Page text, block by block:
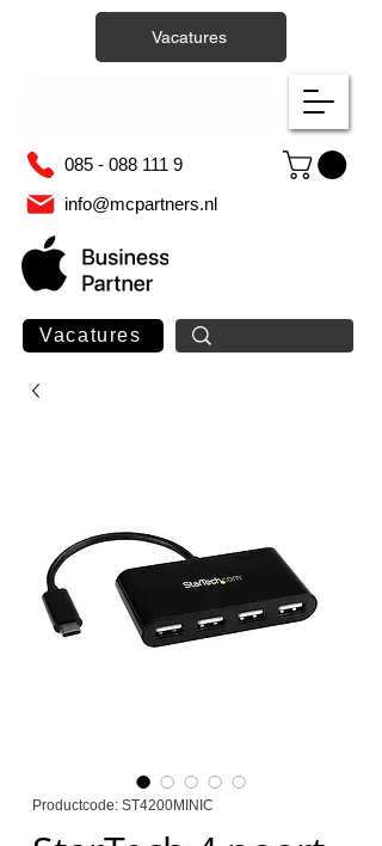
085 - 088 111 9
info@mcpartners.nl
Vacatures
Vacatures
Productcode: ST4200MINIC